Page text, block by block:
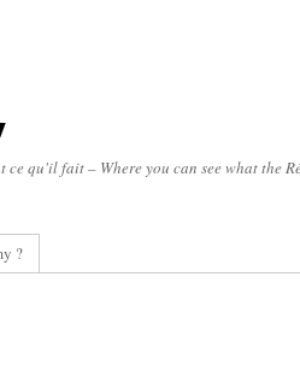
ce qu'il fait – Where you can see what the
?